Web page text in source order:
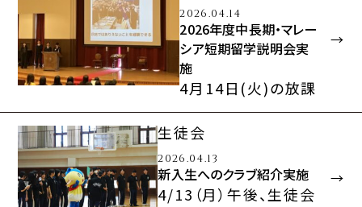
2026.04.14
2026年度中長期・マレー
シア短期留学説明会実
施
4月14日(火)の放課
後に今年度の留学
説明会を行いまし
た。生徒保護者合わ
せて100組…
生徒会
2026.04.13
新入生へのクラブ紹介実施
4/13（月）午後、生徒会